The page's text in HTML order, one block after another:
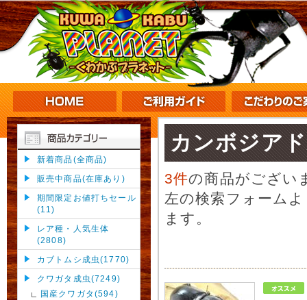
新着商品(全商品)
販売中商品(在庫あり)
期間限定お値打ちセール
(11)
レア種・人気生体
(2808)
カブトムシ成虫(1770)
クワガタ成虫(7249)
国産クワガタ(594)
カンボジア
3件の商品がござい
左の検索フォーム
ます。